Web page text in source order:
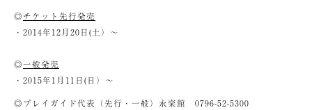
◎チケット先行発売
・2014年12月20日(土）～
◎一般発売
・2015年1月11日(日）～
◎プレイガイド代表（先行・一般）永楽館 0796-52-5300